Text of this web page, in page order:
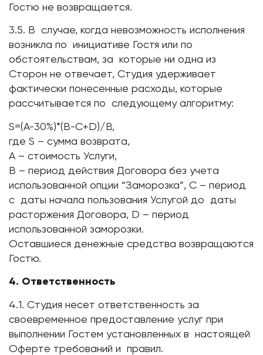
Гостю не возвращается.
3.5. В случае, когда невозможность исполнения
возникла по инициативе Гостя или по
обстоятельствам, за которые ни одна из
Сторон не отвечает, Студия удерживает
фактически понесенные расходы, которые
рассчитывается по следующему алгоритму:
S=(A-30%)*(B-C+D)/B,
где S – сумма возврата,
А – стоимость Услуги,
B – период действия Договора без учета
использованной опции “Заморозка”, C – период
с даты начала пользования Услугой до даты
расторжения Договора, D – период
использованной заморозки.
Оставшиеся денежные средства возвращаются
Гостю.
4. Ответственность
4.1. Студия несет ответственность за
своевременное предоставление услуг при
выполнении Гостем установленных в настоящей
Оферте требований и правил.